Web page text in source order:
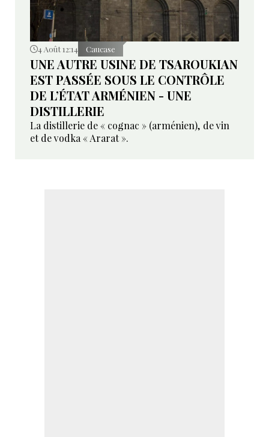
4 Août 12:14 Caucase
UNE AUTRE USINE DE TSAROUKIAN
EST PASSÉE SOUS LE CONTRÔLE
DE L’ÉTAT ARMÉNIEN - UNE
DISTILLERIE
La distillerie de « cognac » (arménien), de vin
et de vodka « Ararat ».